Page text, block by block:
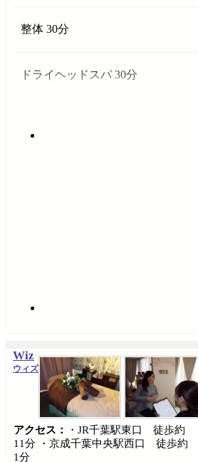
整体 30分
ドライヘッドスパ 30分
Wiz
ウィズ
アクセス：
・JR千葉駅東口 徒歩約
11分 ・京成千葉中央駅西口 徒歩約
1分